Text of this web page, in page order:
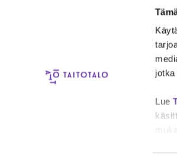
Lue
ma, ke, to klo 8–15, ti ja pe klo
AEL-Amiedu Oy